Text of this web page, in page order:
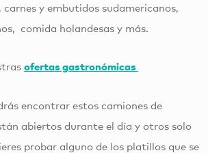
y embutidos sudamericanos,
comida holandesas y más.
ofertas gastronómicas
encontrar estos camiones de
abiertos durante el día y otros solo
probar alguno de los platillos que se